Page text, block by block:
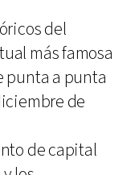
del
más famosa
punta a punta
de
de capital